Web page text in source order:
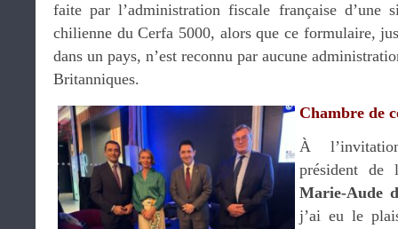
faite par l’administration fiscale française d’une
chilienne du Cerfa 5000, alors que ce formulaire,
dans un pays, n’est reconnu par aucune
Britanniques.
Chambre de
À
président de
Marie-Aude
j’ai eu le